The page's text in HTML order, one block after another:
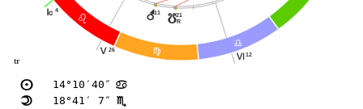
?
@
A
4
J
26
K
12
L
r11
y21
R
tr
n 14°10′40″ >
o 18°41′ 7″ B